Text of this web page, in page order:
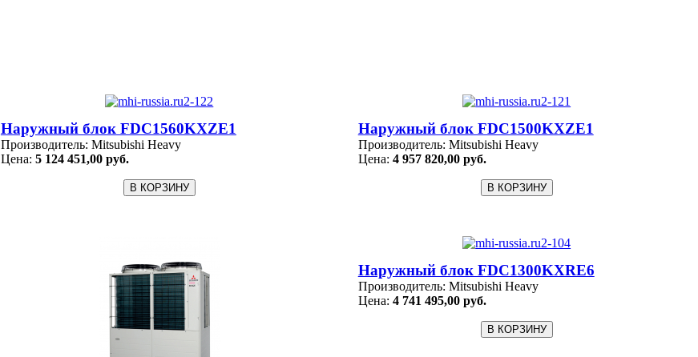
Наружный блок FDC1560KXZE1
Производитель: Mitsubishi Heavy
Цена: 5 124 451,00 руб.
Наружный блок FDC1500KXZE1
Производитель: Mitsubishi Heavy
Цена: 4 957 820,00 руб.
Наружный блок FDC1300KXRE6
Производитель: Mitsubishi Heavy
Цена: 4 741 495,00 руб.